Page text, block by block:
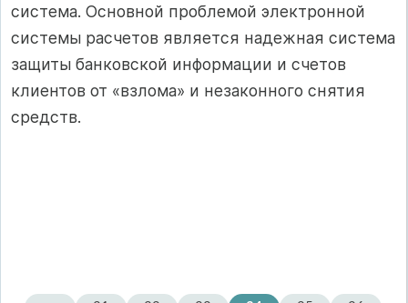
система. Основной проблемой электронной
системы расчетов является надежная система
защиты банковской информации и счетов
клиентов от «взлома» и незаконного снятия
средств.